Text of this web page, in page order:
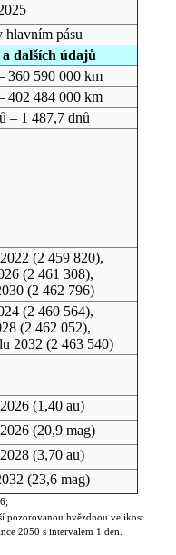
hlavním pásu
dalších údajů
360 590 000 km
402 484 000 km
– 1 487,7 dnů
(2 459 820),
(2 461 308),
(2 462 796)
(2 460 564),
(2 462 052),
2032 (2 463 540)
(1,40 au)
(20,9 mag)
(3,70 au)
(23,6 mag)
pozorovanou hvězdnou velikost
2050 s intervalem 1 den.